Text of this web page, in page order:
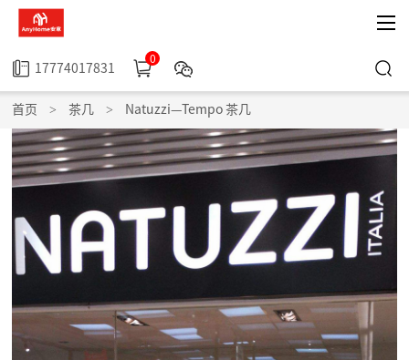
17774017831
0
首页 > 茶几 > Natuzzi—Tempo 茶几